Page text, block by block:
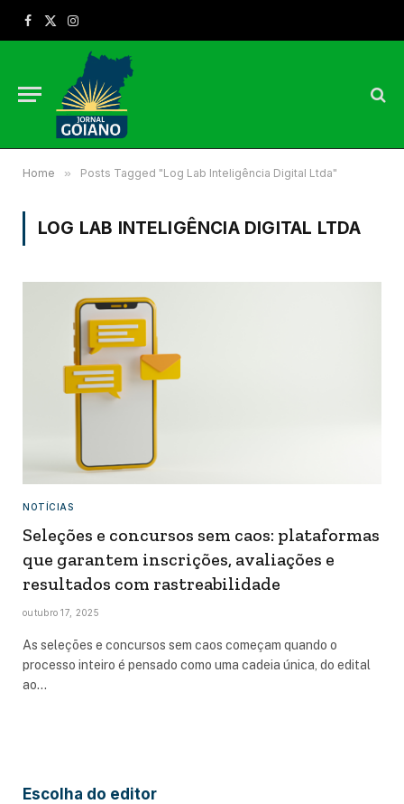
Facebook
X
Instagram
Home » Posts Tagged "Log Lab Inteligência Digital Ltda"
LOG LAB INTELIGÊNCIA DIGITAL LTDA
NOTÍCIAS
Seleções e concursos sem caos: plataformas
que garantem inscrições, avaliações e
resultados com rastreabilidade
outubro 17, 2025
As seleções e concursos sem caos começam quando o
processo inteiro é pensado como uma cadeia única, do edital
ao…
Escolha do editor